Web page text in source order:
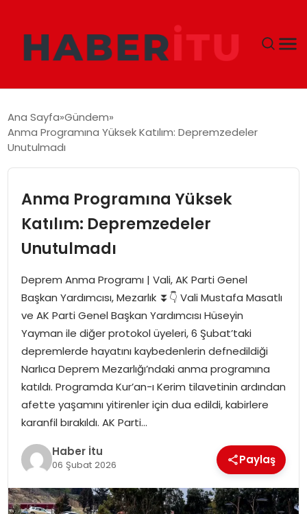
DÜNYA
TEKNOLOJI
EĞITIM
MAGAZIN
SPOR
YAŞAM
Ana Sayfa Gündem
Anma Programına Yüksek Katılım: Depremzedeler
Unutulmadı
Anma Programına Yüksek
Katılım: Depremzedeler
Unutulmadı
Deprem Anma Programı | Vali, AK Parti Genel
Başkan Yardımcısı, Mezarlık ⏬👇 Vali Mustafa Masatlı
ve AK Parti Genel Başkan Yardımcısı Hüseyin
Yayman ile diğer protokol üyeleri, 6 Şubat’taki
depremlerde hayatını kaybedenlerin defnedildiği
Narlıca Deprem Mezarlığı’ndaki anma programına
katıldı. Programda Kur’an-ı Kerim tilavetinin ardından
afette yaşamını yitirenler için dua edildi, kabirlere
karanfil bırakıldı. AK Parti…
Haber İtu
06 Şubat 2026 Paylaş